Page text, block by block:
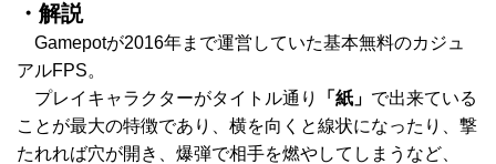
・解説
Gamepotが2016年まで運営していた基本無料のカジュ
アルFPS。
プレイキャラクターがタイトル通り
「紙」 で出来ている
ことが最大の特徴であり、横を向くと線状になったり、撃
たれれば穴が開き、爆弾で相手を燃やしてしまうなど、